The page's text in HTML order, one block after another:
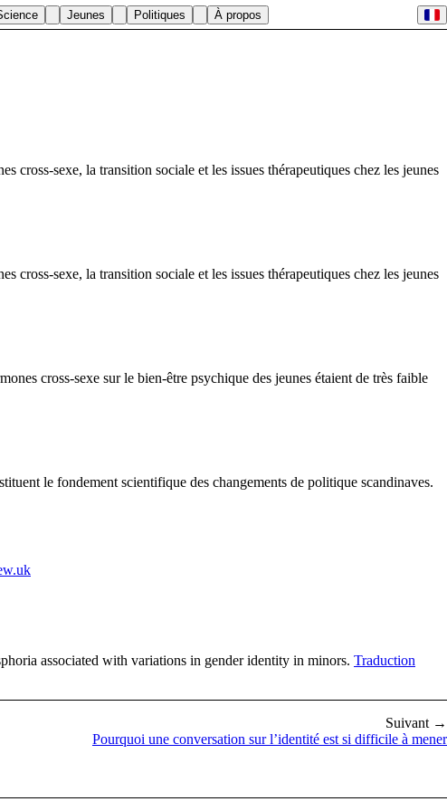
Jeunes Politiques À propos
cross-sexe, la transition sociale et les issues thérapeutiques chez les jeunes
cross-sexe, la transition sociale et les issues thérapeutiques chez les jeunes
cross-sexe sur le bien-être psychique des jeunes étaient de très faible
le fondement scientifique des changements de politique scandinaves.
associated with variations in gender identity in minors. Traduction
Suivant →
Pourquoi une conversation sur l’identité est si difficile à mener